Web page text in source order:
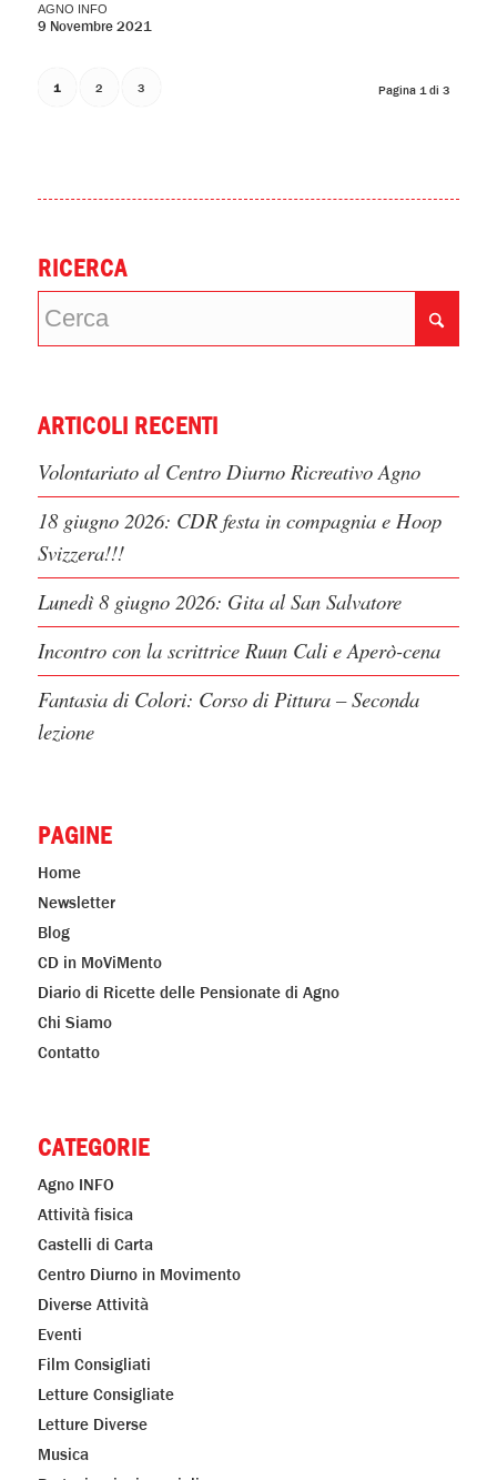
AGNO INFO
9 Novembre 2021
Pagina 1 di 3
1 2 3
RICERCA
ARTICOLI RECENTI
Volontariato al Centro Diurno Ricreativo Agno
18 giugno 2026: CDR festa in compagnia e Hoop
Svizzera!!!
Lunedì 8 giugno 2026: Gita al San Salvatore
Incontro con la scrittrice Ruun Cali e Aperò-cena
Fantasia di Colori: Corso di Pittura – Seconda
lezione
PAGINE
Home
Newsletter
Blog
CD in MoViMento
Diario di Ricette delle Pensionate di Agno
Chi Siamo
Contatto
CATEGORIE
Agno INFO
Attività fisica
Castelli di Carta
Centro Diurno in Movimento
Diverse Attività
Eventi
Film Consigliati
Letture Consigliate
Letture Diverse
Musica